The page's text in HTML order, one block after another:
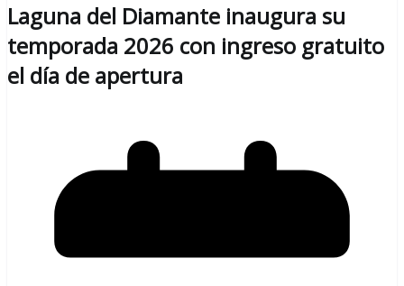
Laguna del Diamante inaugura su
temporada 2026 con ingreso gratuito
el día de apertura